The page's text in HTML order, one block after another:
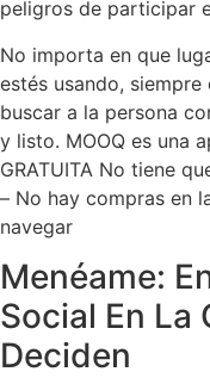
peligros de participar
No importa en que
estés usando,
buscar a la persona
y listo. MOOQ es una
GRATUITA No tiene
– No hay compras en
navegar
Menéame:
Social En La
Deciden